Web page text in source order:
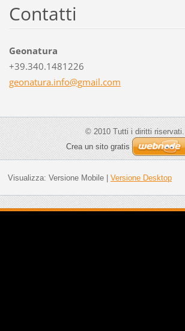
Contatti
Geonatura
+39.340.1481226
geonatura.info@gmail.com
© 2010 Tutti i diritti riservati.
Crea un sito gratis
Visualizza: Versione Mobile| Versione Desktop